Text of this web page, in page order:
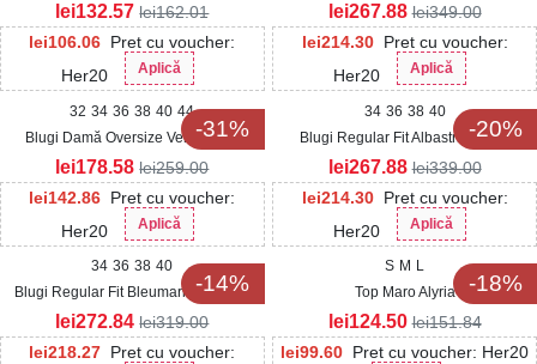
lei106.06 Pret cu voucher:
Her20
Aplică
lei132.57 lei162.01
lei214.30 Pret cu voucher:
Her20
Aplică
lei267.88 lei349.00
-31%
32 34 36 38 40 44
Blugi Damă Oversize Verzi Roqa
lei142.86 Pret cu voucher:
Her20
Aplică
lei178.58 lei259.00
-20%
34 36 38 40
Blugi Regular Fit Albastri Baylon
lei214.30 Pret cu voucher:
Her20
Aplică
lei267.88 lei339.00
-14%
34 36 38 40
Blugi Regular Fit Bleumarin Zenvery
lei218.27 Pret cu voucher:
lei272.84 lei319.00
-18%
S M L
Top Maro Alyria
lei99.60 Pret cu voucher: Her20
lei124.50 lei151.84